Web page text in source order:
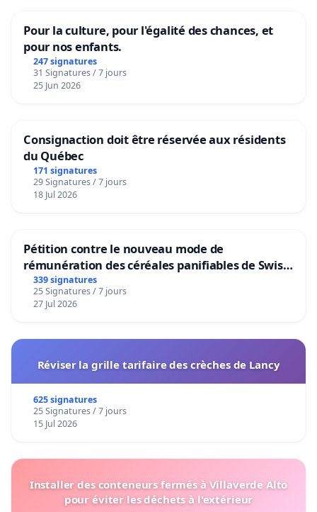
Pour la culture, pour l'égalité des chances, et
pour nos enfants.
247 signatures
31 Signatures / 7 jours
25 Jun 2026
Consignaction doit être réservée aux résidents
du Québec
171 signatures
29 Signatures / 7 jours
18 Jul 2026
Pétition contre le nouveau mode de
rémunération des céréales panifiables de Swiss
granum basé sur la teneur en protéines
339 signatures
25 Signatures / 7 jours
27 Jul 2026
Réviser la grille tarifaire des crèches de Lancy
625 signatures
25 Signatures / 7 jours
15 Jul 2026
Installer des conteneurs fermés à Villaverde Alto
pour éviter les déchets à l'extérieur